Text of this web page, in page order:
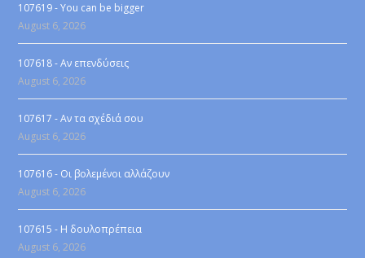
107619 - You can be bigger
August 6, 2026
107618 - Αν επενδύσεις
August 6, 2026
107617 - Αν τα σχέδιά σου
August 6, 2026
107616 - Οι βολεμένοι αλλάζουν
August 6, 2026
107615 - Η δουλοπρέπεια
August 6, 2026